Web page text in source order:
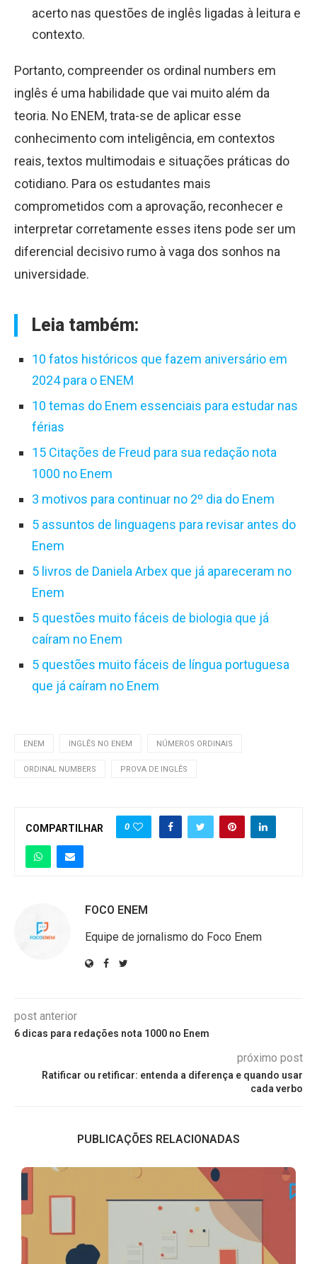
acerto nas questões de inglês ligadas à leitura e
contexto.
Portanto, compreender os ordinal numbers em
inglês é uma habilidade que vai muito além da
teoria. No ENEM, trata-se de aplicar esse
conhecimento com inteligência, em contextos
reais, textos multimodais e situações práticas do
cotidiano. Para os estudantes mais
comprometidos com a aprovação, reconhecer e
interpretar corretamente esses itens pode ser um
diferencial decisivo rumo à vaga dos sonhos na
universidade.
Leia também:
10 fatos históricos que fazem aniversário em
2024 para o ENEM
10 temas do Enem essenciais para estudar nas
férias
15 Citações de Freud para sua redação nota
1000 no Enem
3 motivos para continuar no 2º dia do Enem
5 assuntos de linguagens para revisar antes do
Enem
5 livros de Daniela Arbex que já apareceram no
Enem
5 questões muito fáceis de biologia que já
caíram no Enem
5 questões muito fáceis de língua portuguesa
que já caíram no Enem
ENEM INGLÊS NO ENEM NÚMEROS ORDINAIS
ORDINAL NUMBERS PROVA DE INGLÊS
COMPARTILHAR 0
FOCO ENEM
Equipe de jornalismo do Foco Enem
post anterior
6 dicas para redações nota 1000 no Enem
próximo post
Ratificar ou retificar: entenda a diferença e quando usar
cada verbo
PUBLICAÇÕES RELACIONADAS